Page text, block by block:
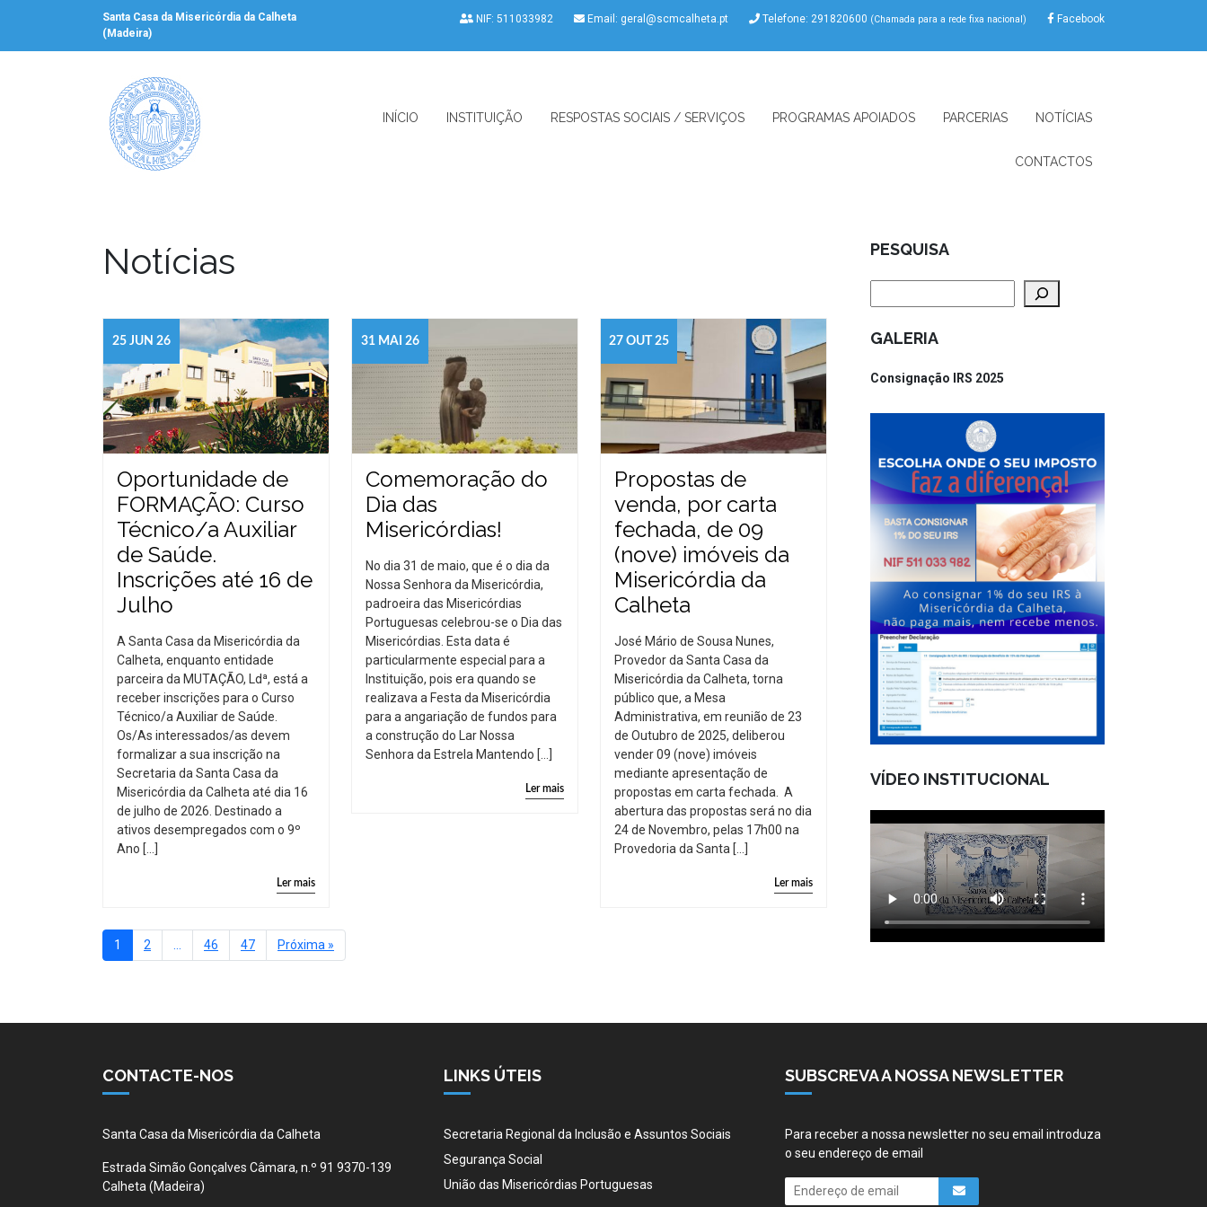
Santa Casa da Misericórdia da Calheta
(Madeira)
NIF: 511033982 Email: geral@scmcalheta.pt Telefone: 291820600 (Chamada para a rede fixa nacional) Facebook
INÍCIO INSTITUIÇÃO RESPOSTAS SOCIAIS / SERVIÇOS PROGRAMAS APOIADOS PARCERIAS NOTÍCIAS
CONTACTOS
Notícias
25 JUN 26
Oportunidade de
FORMAÇÃO: Curso
Técnico/a Auxiliar
de Saúde.
Inscrições até 16 de
Julho
A Santa Casa da Misericórdia da
Calheta, enquanto entidade
parceira da MUTAÇÃO, Ldª, está a
receber inscrições para o Curso
Técnico/a Auxiliar de Saúde.
Os/As interessados/as devem
formalizar a sua inscrição na
Secretaria da Santa Casa da
Misericórdia da Calheta até dia 16
de julho de 2026. Destinado a
ativos desempregados com o 9º
Ano […]
Ler mais
31 MAI 26
Comemoração do
Dia das
Misericórdias!
No dia 31 de maio, que é o dia da
Nossa Senhora da Misericórdia,
padroeira das Misericórdias
Portuguesas celebrou-se o Dia das
Misericórdias. Esta data é
particularmente especial para a
Instituição, pois era quando se
realizava a Festa da Misericórdia
para a angariação de fundos para
a construção do Lar Nossa
Senhora da Estrela Mantendo […]
Ler mais
27 OUT 25
Propostas de
venda, por carta
fechada, de 09
(nove) imóveis da
Misericórdia da
Calheta
José Mário de Sousa Nunes,
Provedor da Santa Casa da
Misericórdia da Calheta, torna
público que, a Mesa
Administrativa, em reunião de 23
de Outubro de 2025, deliberou
vender 09 (nove) imóveis
mediante apresentação de
propostas em carta fechada. A
abertura das propostas será no dia
24 de Novembro, pelas 17h00 na
Provedoria da Santa […]
Ler mais
1 2 46 47 Próxima »
PESQUISA
GALERIA
Consignação IRS 2025
VÍDEO INSTITUCIONAL
CONTACTE-NOS
Santa Casa da Misericórdia da Calheta
Estrada Simão Gonçalves Câmara, n.º 91 9370-139
Calheta (Madeira)
LINKS ÚTEIS
Secretaria Regional da Inclusão e Assuntos Sociais
Segurança Social
União das Misericórdias Portuguesas
SUBSCREVA A NOSSA NEWSLETTER
Para receber a nossa newsletter no seu email introduza
o seu endereço de email